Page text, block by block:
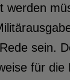
werden
sein.
für die